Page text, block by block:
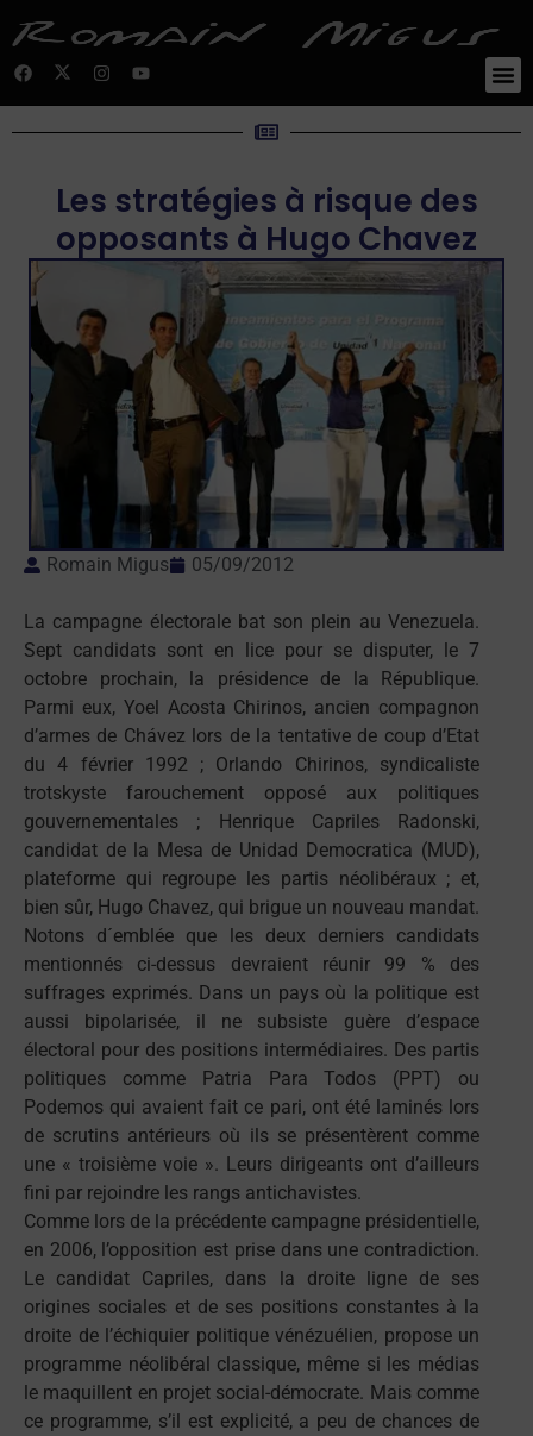
Les stratégies à risque des
opposants à Hugo Chavez
Romain Migus 05/09/2012
La campagne électorale bat son plein au Venezuela.
Sept candidats sont en lice pour se disputer, le 7
octobre prochain, la présidence de la République.
Parmi eux, Yoel Acosta Chirinos, ancien compagnon
d’armes de Chávez lors de la tentative de coup d’Etat
du 4 février 1992 ; Orlando Chirinos, syndicaliste
trotskyste farouchement opposé aux politiques
gouvernementales ; Henrique Capriles Radonski,
candidat de la Mesa de Unidad Democratica (MUD),
plateforme qui regroupe les partis néolibéraux ; et,
bien sûr, Hugo Chavez, qui brigue un nouveau mandat.
Notons d´emblée que les deux derniers candidats
mentionnés ci-dessus devraient réunir 99 % des
suffrages exprimés. Dans un pays où la politique est
aussi bipolarisée, il ne subsiste guère d’espace
électoral pour des positions intermédiaires. Des partis
politiques comme Patria Para Todos (PPT) ou
Podemos qui avaient fait ce pari, ont été laminés lors
de scrutins antérieurs où ils se présentèrent comme
une « troisième voie ». Leurs dirigeants ont d’ailleurs
fini par rejoindre les rangs antichavistes.
Comme lors de la précédente campagne présidentielle,
en 2006, l’opposition est prise dans une contradiction.
Le candidat Capriles, dans la droite ligne de ses
origines sociales et de ses positions constantes à la
droite de l’échiquier politique vénézuélien, propose un
programme néolibéral classique, même si les médias
le maquillent en projet social-démocrate. Mais comme
ce programme, s’il est explicité, a peu de chances de